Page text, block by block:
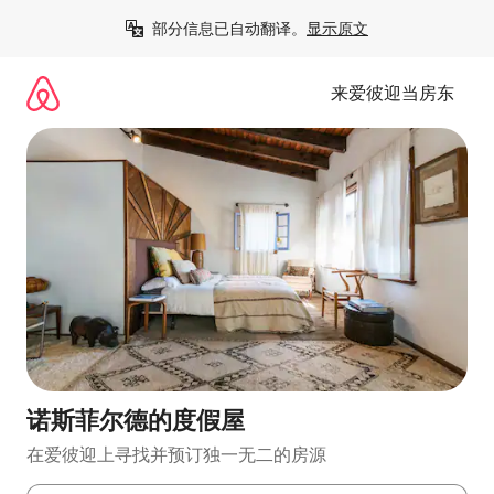
部分信息已自动翻译。 显示原文
来爱彼迎当房东
诺斯菲尔德的度假屋
在爱彼迎上寻找并预订独一无二的房源